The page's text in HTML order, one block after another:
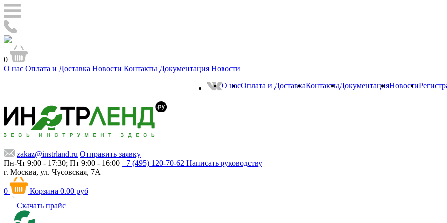
0
О нас Оплата и Доставка Новости Контакты Документация Новости
О насОплата и ДоставкаКонтактыДокументацияНовости
zakaz@instrland.ru Отправить заявку
Пн-Чт 9:00 - 17:30; Пт 9:00 - 16:00 +7 (495) 120-70-62 Написать руководству
г. Москва, ул. Чусовская, 7А
0 Корзина 0.00 руб
Скачать прайс